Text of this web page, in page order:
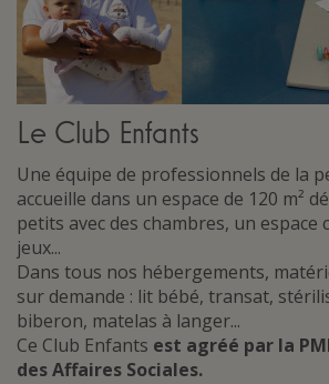
Le Club Enfants
Une équipe de professionnels de la
accueille dans un espace de 120 m²
petits avec des chambres, un espace
jeux...
Dans tous nos hébergements,
sur demande : lit bébé, transat,
biberon, matelas à langer...
Ce Club Enfants est agréé par la
des Affaires Sociales.